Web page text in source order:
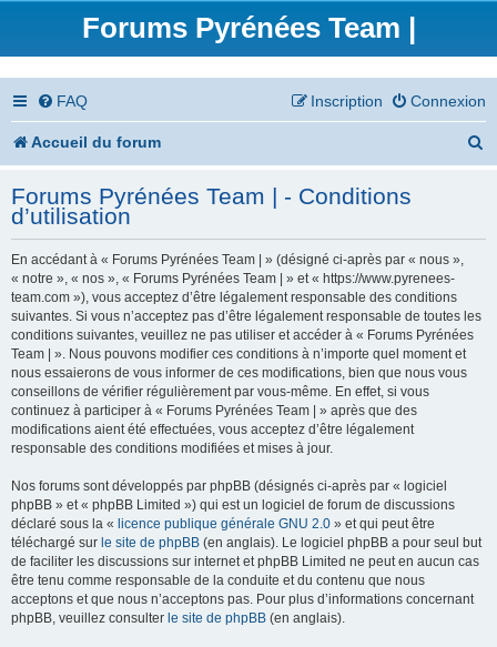
Forums Pyrénées Team |
FAQ Connexion
Inscription
Accueil du forum
h
Forums Pyrénées Team | - Conditions
d’utilisation
En accédant à « Forums Pyrénées Team | » (désigné ci-après par « nous »,
« notre », « nos », « Forums Pyrénées Team | » et « https://www.pyrenees-
team.com »), vous acceptez d’être légalement responsable des conditions
suivantes. Si vous n’acceptez pas d’être légalement responsable de toutes les
conditions suivantes, veuillez ne pas utiliser et accéder à « Forums Pyrénées
Team | ». Nous pouvons modifier ces conditions à n’importe quel moment et
nous essaierons de vous informer de ces modifications, bien que nous vous
conseillons de vérifier régulièrement par vous-même. En effet, si vous
continuez à participer à « Forums Pyrénées Team | » après que des
modifications aient été effectuées, vous acceptez d’être légalement
responsable des conditions modifiées et mises à jour.
Nos forums sont développés par phpBB (désignés ci-après par « logiciel
phpBB » et « phpBB Limited ») qui est un logiciel de forum de discussions
déclaré sous la « licence publique générale GNU 2.0 » et qui peut être
téléchargé sur le site de phpBB (en anglais). Le logiciel phpBB a pour seul but
de faciliter les discussions sur internet et phpBB Limited ne peut en aucun cas
être tenu comme responsable de la conduite et du contenu que nous
acceptons et que nous n’acceptons pas. Pour plus d’informations concernant
phpBB, veuillez consulter le site de phpBB (en anglais).